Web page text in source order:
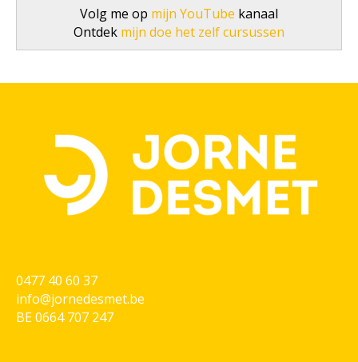
Volg me op mijn YouTube kanaal
Ontdek mijn doe het zelf cursussen
0477 40 60 37
info@jornedesmet.be
BE 0664 707 247